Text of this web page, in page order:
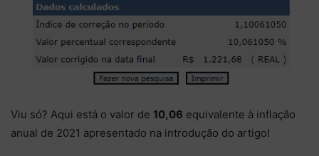
Viu só? Aqui está o valor de 10,06 equivalente à inflação
anual de 2021 apresentado na introdução do artigo!